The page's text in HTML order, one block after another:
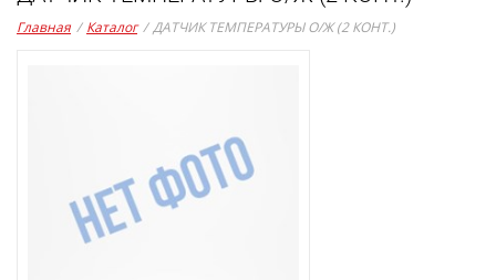
Главная / Каталог / ДАТЧИК ТЕМПЕРАТУРЫ О/Ж (2 КОНТ.)